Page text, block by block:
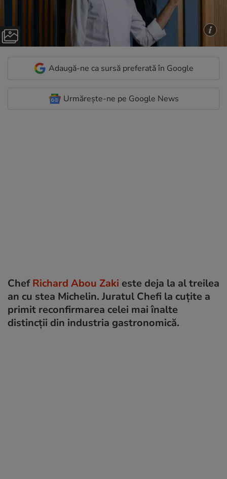
Adaugă-ne ca sursă preferată în Google
Urmărește-ne pe Google News
ChefRichard Abou Zaki este deja la al treilea
an cu stea Michelin. Juratul Chefi la cuțite a
primit reconfirmarea celei mai înalte
distincții din industria gastronomică.